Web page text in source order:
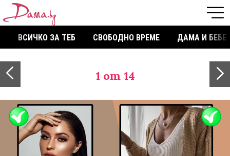
ВСИЧКО ЗА ТЕБ СВОБОДНО ВРЕМЕ ДАМА И БЕБЕ
1 от 14